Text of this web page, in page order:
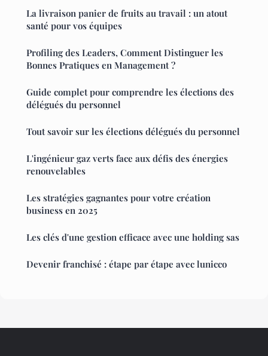
La livraison panier de fruits au travail : un atout
santé pour vos équipes
Profiling des Leaders, Comment Distinguer les
Bonnes Pratiques en Management ?
Guide complet pour comprendre les élections des
délégués du personnel
Tout savoir sur les élections délégués du personnel
L'ingénieur gaz verts face aux défis des énergies
renouvelables
Les stratégies gagnantes pour votre création
business en 2025
Les clés d'une gestion efficace avec une holding sas
Devenir franchisé : étape par étape avec lunicco